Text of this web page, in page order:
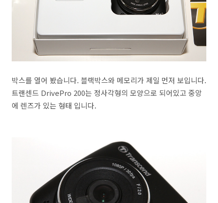
박스를 열어 봤습니다. 블랙박스와 메모리가 제일 먼저 보입니다.
트랜센드 DrivePro 200는 정사각형의 모양으로 되어있고 중앙
에 렌즈가 있는 형태 입니다.